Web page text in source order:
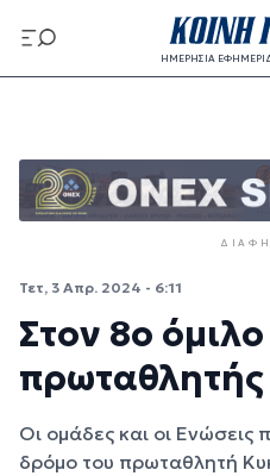
Παράκαμψη προς το κυρίως
ΗΜΕΡΗΣΙΑ
Τετ, 3 Απρ. 2024 - 6:11
Στον 8ο
Οι ομάδες και οι Ενώσεις
δρόμο του πρωταθλητή